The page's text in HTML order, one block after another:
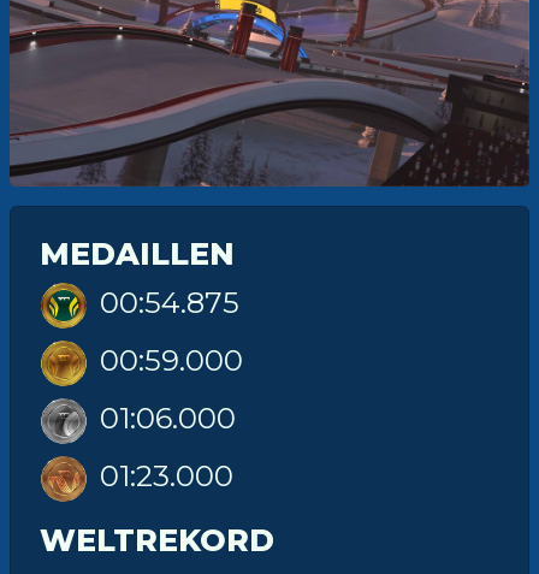
MEDAILLEN
00:54.875
00:59.000
01:06.000
01:23.000
WELTREKORD